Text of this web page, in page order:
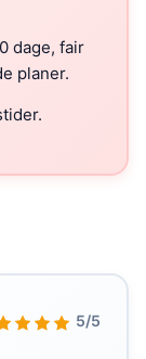
dage, fair
planer.
5/5